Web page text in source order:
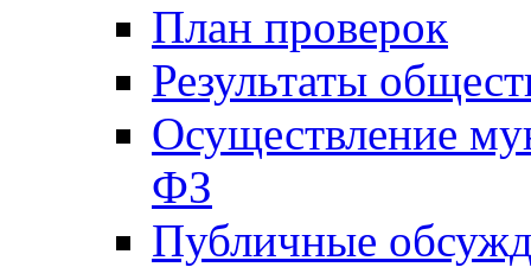
План проверок
Результаты
Осуществление
ФЗ
Публичные